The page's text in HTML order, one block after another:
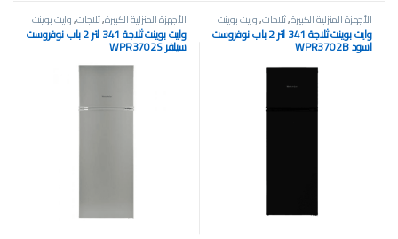
الأجهزة المنزلية الكبيرة,ثلاجات,وايت بوينت
وايت بوينت ثلاجة 341 لتر 2 باب نوفروست
اسود WPR3702B
الأجهزة المنزلية الكبيرة,ثلاجات,وايت بوينت
وايت بوينت ثلاجة 341 لتر 2 باب نوفروست
سيلفر WPR3702S